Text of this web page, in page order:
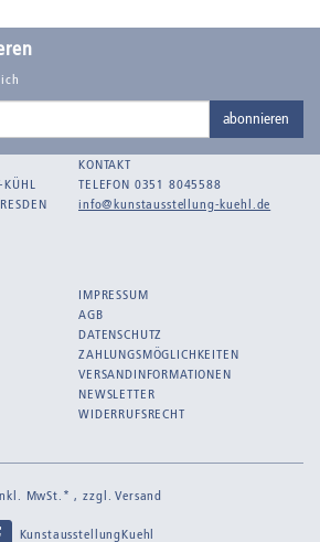
Otto Koehler
abonnieren
KONTAKT
TELEFON 0351 8045588
info@kunstausstellung-kuehl.de
IMPRESSUM
AGB
DATENSCHUTZ
ZAHLUNGSMÖGLICHKEITEN
VERSANDINFORMATIONEN
NEWSLETTER
WIDERRUFSRECHT
MwSt.* , zzgl.Versand
KunstausstellungKuehl